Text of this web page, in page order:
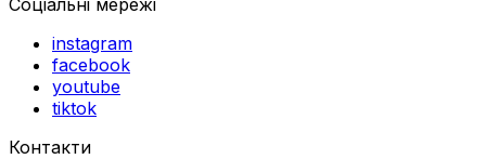
instagram
facebook
youtube
tiktok
Контакти